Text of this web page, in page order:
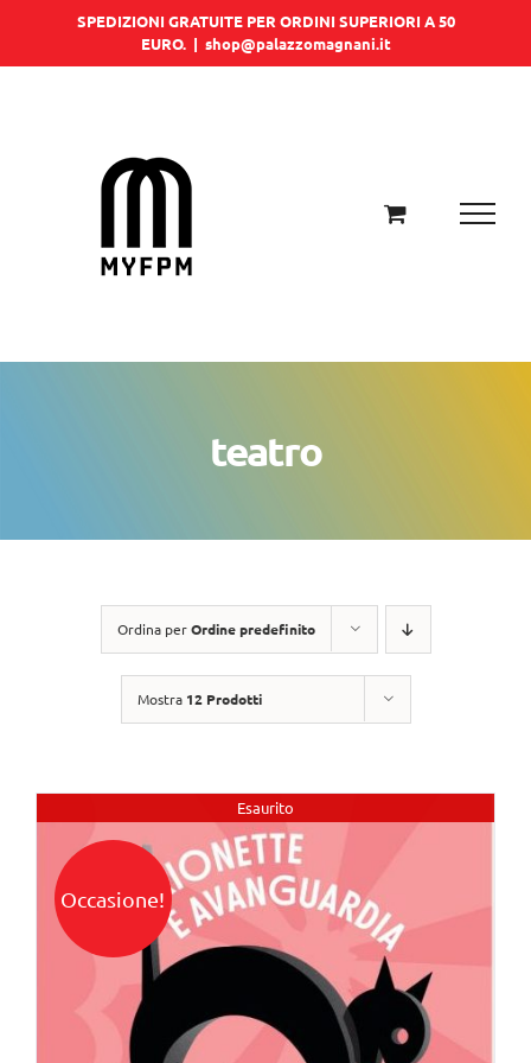
SPEDIZIONI GRATUITE PER ORDINI SUPERIORI A 50
EURO. | shop@palazzomagnani.it
teatro
Ordina perOrdine predefinito
Mostra 12 Prodotti
Esaurito
Occasione!